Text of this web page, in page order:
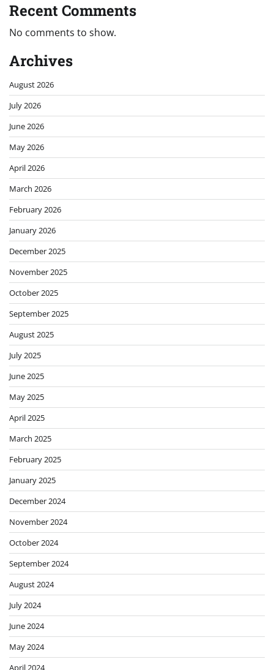
Recent Comments
No comments to show.
Archives
August 2026
July 2026
June 2026
May 2026
April 2026
March 2026
February 2026
January 2026
December 2025
November 2025
October 2025
September 2025
August 2025
July 2025
June 2025
May 2025
April 2025
March 2025
February 2025
January 2025
December 2024
November 2024
October 2024
September 2024
August 2024
July 2024
June 2024
May 2024